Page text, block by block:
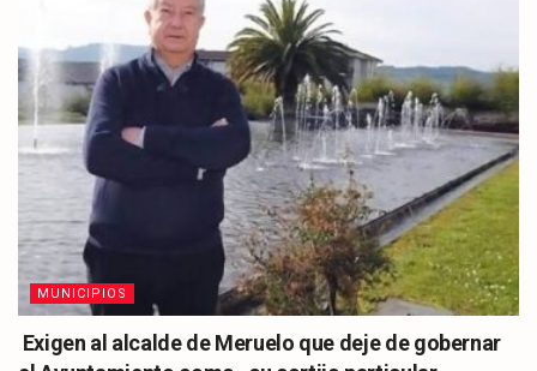
MUNICIPIOS
Exigen al alcalde de Meruelo que deje de gobernar